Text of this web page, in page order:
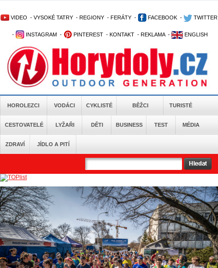
VIDEO - VYSOKÉ TATRY - REGIONY - FERÁTY - FACEBOOK - TWITTER
- INSTAGRAM - PINTEREST - KONTAKT - REKLAMA - ENGLISH
HOROLEZCI VODÁCI CYKLISTÉ BĚŽCI TURISTÉ
CESTOVATELÉ LYŽAŘI DĚTI BUSINESS TEST MÉDIA
ZDRAVÍ JÍDLO A PITÍ